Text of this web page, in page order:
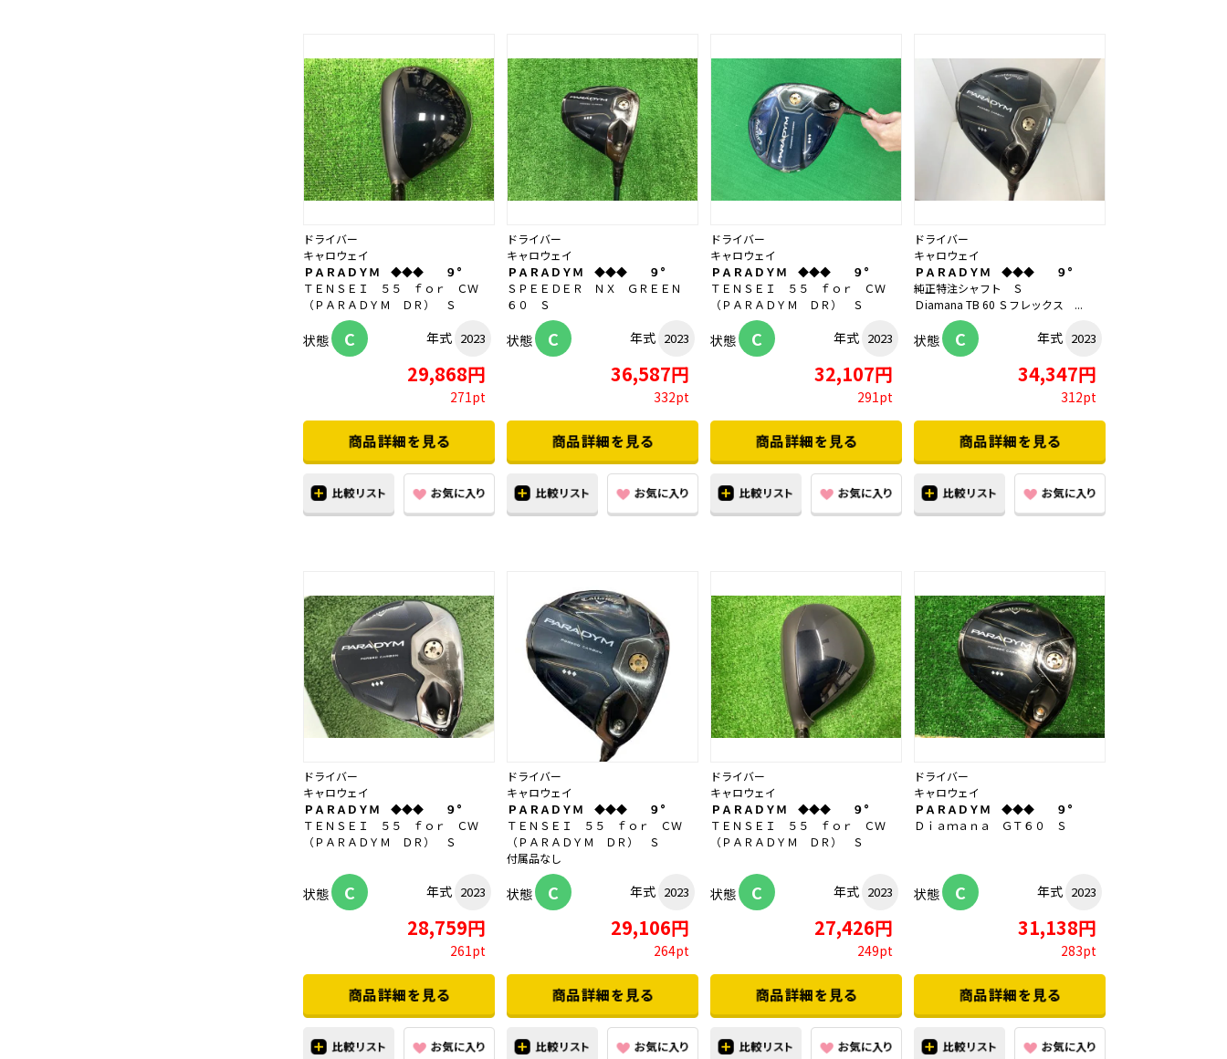
ドライバー
キャロウェイ
ＰＡＲＡＤＹＭ ◆◆◆ ９°
ＴＥＮＳＥＩ ５５ ｆｏｒ ＣＷ
（ＰＡＲＡＤＹＭ ＤＲ） Ｓ
状態 C 年式 2023
29,868円
271pt
ドライバー
キャロウェイ
ＰＡＲＡＤＹＭ ◆◆◆ ９°
ＳＰＥＥＤＥＲ ＮＸ ＧＲＥＥＮ
６０ Ｓ
状態 C 年式 2023
36,587円
332pt
ドライバー
キャロウェイ
ＰＡＲＡＤＹＭ ◆◆◆ ９°
ＴＥＮＳＥＩ ５５ ｆｏｒ ＣＷ
（ＰＡＲＡＤＹＭ ＤＲ） Ｓ
状態 C 年式 2023
32,107円
291pt
ドライバー
キャロウェイ
ＰＡＲＡＤＹＭ ◆◆◆ ９°
純正特注シャフト Ｓ
Ｄiamana TB 60 Ｓフレックス ...
状態 C 年式 2023
34,347円
312pt
ドライバー
キャロウェイ
ＰＡＲＡＤＹＭ ◆◆◆ ９°
ＴＥＮＳＥＩ ５５ ｆｏｒ ＣＷ
（ＰＡＲＡＤＹＭ ＤＲ） Ｓ
状態 C 年式 2023
28,759円
261pt
ドライバー
キャロウェイ
ＰＡＲＡＤＹＭ ◆◆◆ ９°
ＴＥＮＳＥＩ ５５ ｆｏｒ ＣＷ
（ＰＡＲＡＤＹＭ ＤＲ） Ｓ
付属品なし
状態 C 年式 2023
29,106円
264pt
ドライバー
キャロウェイ
ＰＡＲＡＤＹＭ ◆◆◆ ９°
ＴＥＮＳＥＩ ５５ ｆｏｒ ＣＷ
（ＰＡＲＡＤＹＭ ＤＲ） Ｓ
状態 C 年式 2023
27,426円
249pt
ドライバー
キャロウェイ
ＰＡＲＡＤＹＭ ◆◆◆ ９°
Ｄｉａｍａｎａ ＧＴ６０ Ｓ
状態 C 年式 2023
31,138円
283pt